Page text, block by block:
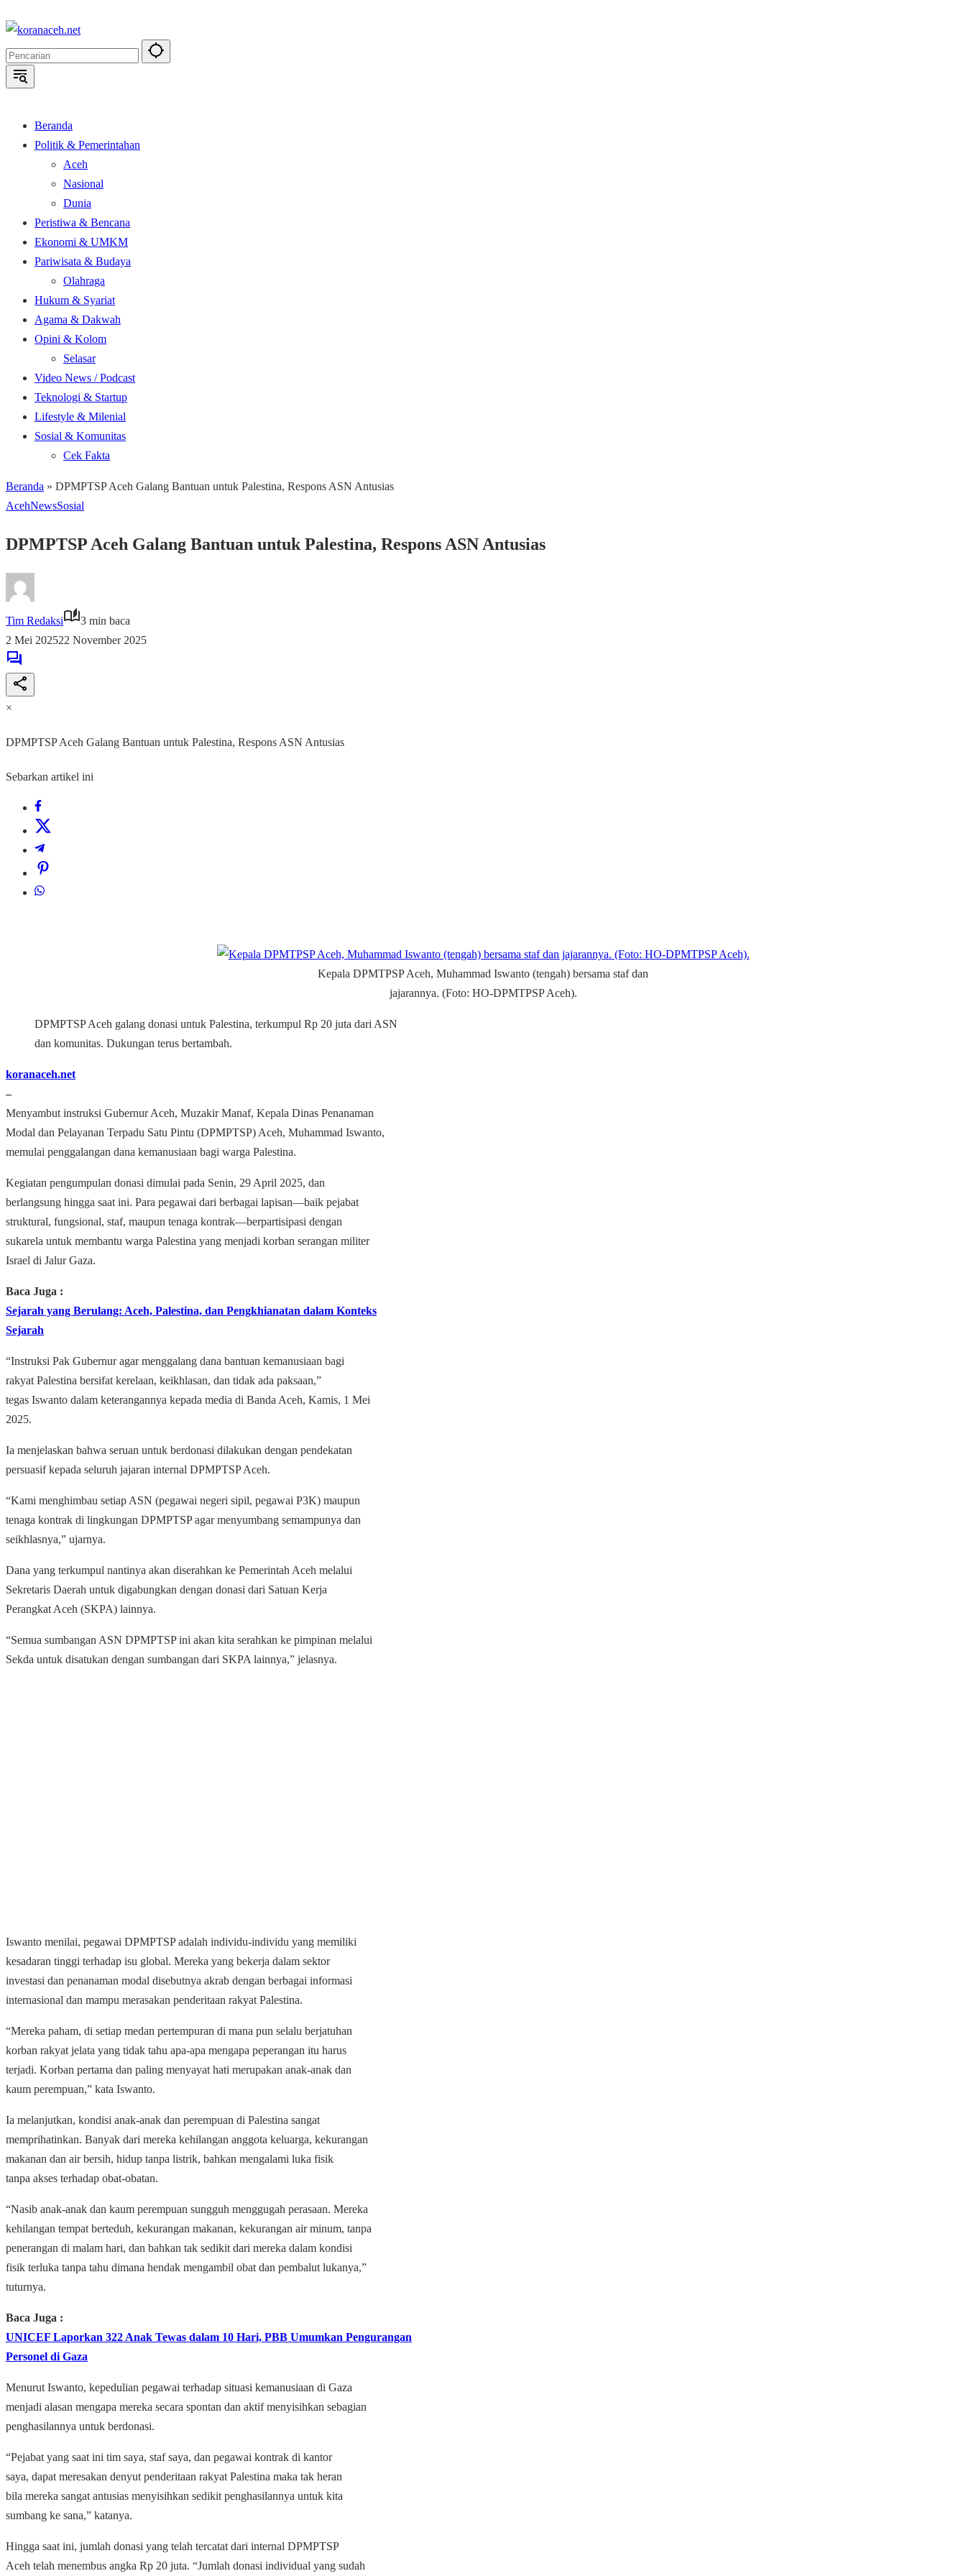
ke
konten
Beranda
Politik & Pemerintahan
Aceh
Nasional
Dunia
Peristiwa & Bencana
Ekonomi & UMKM
Pariwisata & Budaya
Olahraga
Hukum & Syariat
Agama & Dakwah
Opini & Kolom
Selasar
Video News / Podcast
Teknologi & Startup
Lifestyle & Milenial
Sosial & Komunitas
Cek Fakta
Beranda » DPMPTSP Aceh Galang Bantuan untuk Palestina, Respons ASN Antusias
AcehNewsSosial
DPMPTSP Aceh Galang Bantuan untuk Palestina, Respons ASN Antusias
Tim Redaksi
3 min baca
2 Mei 202522 November 2025
×
DPMPTSP Aceh Galang Bantuan untuk Palestina, Respons ASN Antusias
Sebarkan artikel ini
Kepala DPMTPSP Aceh, Muhammad Iswanto (tengah) bersama staf dan
jajarannya. (Foto: HO-DPMTPSP Aceh).
DPMPTSP Aceh galang donasi untuk Palestina, terkumpul Rp 20 juta dari ASN
dan komunitas. Dukungan terus bertambah.
koranaceh.net
–
Menyambut instruksi Gubernur Aceh, Muzakir Manaf, Kepala Dinas Penanaman
Modal dan Pelayanan Terpadu Satu Pintu (DPMPTSP) Aceh, Muhammad Iswanto,
memulai penggalangan dana kemanusiaan bagi warga Palestina.
Kegiatan pengumpulan donasi dimulai pada Senin, 29 April 2025, dan
berlangsung hingga saat ini. Para pegawai dari berbagai lapisan—baik pejabat
struktural, fungsional, staf, maupun tenaga kontrak—berpartisipasi dengan
sukarela untuk membantu warga Palestina yang menjadi korban serangan militer
Israel di Jalur Gaza.
Baca Juga :
Sejarah yang Berulang: Aceh, Palestina, dan Pengkhianatan dalam Konteks
Sejarah
“Instruksi Pak Gubernur agar menggalang dana bantuan kemanusiaan bagi
rakyat Palestina bersifat kerelaan, keikhlasan, dan tidak ada paksaan,”
tegas Iswanto dalam keterangannya kepada media di Banda Aceh, Kamis, 1 Mei
2025.
Ia menjelaskan bahwa seruan untuk berdonasi dilakukan dengan pendekatan
persuasif kepada seluruh jajaran internal DPMPTSP Aceh.
“Kami menghimbau setiap ASN (pegawai negeri sipil, pegawai P3K) maupun
tenaga kontrak di lingkungan DPMPTSP agar menyumbang semampunya dan
seikhlasnya,” ujarnya.
Dana yang terkumpul nantinya akan diserahkan ke Pemerintah Aceh melalui
Sekretaris Daerah untuk digabungkan dengan donasi dari Satuan Kerja
Perangkat Aceh (SKPA) lainnya.
“Semua sumbangan ASN DPMPTSP ini akan kita serahkan ke pimpinan melalui
Sekda untuk disatukan dengan sumbangan dari SKPA lainnya,” jelasnya.
Iswanto menilai, pegawai DPMPTSP adalah individu-individu yang memiliki
kesadaran tinggi terhadap isu global. Mereka yang bekerja dalam sektor
investasi dan penanaman modal disebutnya akrab dengan berbagai informasi
internasional dan mampu merasakan penderitaan rakyat Palestina.
“Mereka paham, di setiap medan pertempuran di mana pun selalu berjatuhan
korban rakyat jelata yang tidak tahu apa-apa mengapa peperangan itu harus
terjadi. Korban pertama dan paling menyayat hati merupakan anak-anak dan
kaum perempuan,” kata Iswanto.
Ia melanjutkan, kondisi anak-anak dan perempuan di Palestina sangat
memprihatinkan. Banyak dari mereka kehilangan anggota keluarga, kekurangan
makanan dan air bersih, hidup tanpa listrik, bahkan mengalami luka fisik
tanpa akses terhadap obat-obatan.
“Nasib anak-anak dan kaum perempuan sungguh menggugah perasaan. Mereka
kehilangan tempat berteduh, kekurangan makanan, kekurangan air minum, tanpa
penerangan di malam hari, dan bahkan tak sedikit dari mereka dalam kondisi
fisik terluka tanpa tahu dimana hendak mengambil obat dan pembalut lukanya,”
tuturnya.
Baca Juga :
UNICEF Laporkan 322 Anak Tewas dalam 10 Hari, PBB Umumkan Pengurangan
Personel di Gaza
Menurut Iswanto, kepedulian pegawai terhadap situasi kemanusiaan di Gaza
menjadi alasan mengapa mereka secara spontan dan aktif menyisihkan sebagian
penghasilannya untuk berdonasi.
“Pejabat yang saat ini tim saya, staf saya, dan pegawai kontrak di kantor
saya, dapat meresakan denyut penderitaan rakyat Palestina maka tak heran
bila mereka sangat antusias menyisihkan sedikit penghasilannya untuk kita
sumbang ke sana,” katanya.
Hingga saat ini, jumlah donasi yang telah tercatat dari internal DPMPTSP
Aceh telah menembus angka Rp 20 juta. “Jumlah donasi individual yang sudah